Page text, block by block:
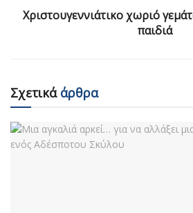
Χριστουγεννιάτικο χωριό
παιδιά
Σχετικάάρθρα